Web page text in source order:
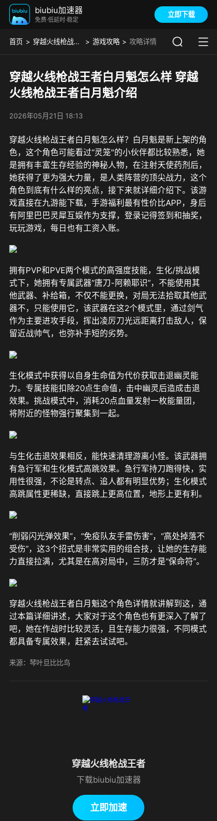
biubiu加速器
免费·低延时·稳定
立即下载
首页 穿越火线枪战王者 游戏攻略 攻略详情
穿越火线枪战王者白月魁怎么样 穿越
火线枪战王者白月魁介绍
2026年05月21日 18:13
穿越火线枪战王者白月魁怎么样？白月魁是新上架的角
色，这个角色可能看过“灵笼"的小伙伴都比较熟悉，她
是拥有丰富生存经验的神秘人物，在注射天使药剂后，
她获得了更为强大力量，是人类阵营的顶尖战力，这个
角色到底有什么样的亮点，接下来就详细介绍下。该游
戏直接在九游能下载，手游福利最有性价比APP，身后
有阿里巴巴灵犀互娱作为支撑，登录记得签到和抽奖，
玩玩游戏，每日也有工资入账。
拥有PVP和PVE两个模式的高强度技能，生化/挑战模
式下，她拥有专属武器“唐刀-阿赖耶识”，不能使用其
他武器、补给箱，不仅不能更换，对局无法拾取其他武
器不，只能使用它，该武器在这2个模式里，通过剑气
作为主要进攻手段，挥出凌厉刀光远距离打击敌人，保
留近战帅气，也弥补手短的劣势。
生化模式中获得以自身生命值为代价获取击退幽灵能
力。专属技能扣除20点生命值，击中幽灵后造成击退
效果。挑战模式中，消耗20点血量发射一枚能量团，
将附近的怪物强行聚集到一起。
与生化击退效果相反，能快速清理游离小怪。该武器拥
有急行军和生化模式高跳效果。急行军持刀跑得快，实
用性很强，不论是转点、追人都有明显优势；生化模式
高跳属性更稀缺，直接跳上更高位置，地形上更有利。
“削弱闪光弹效果”，“免疫队友手雷伤害”，“高处掉落不
受伤”，这3个招式是非常实用的组合技，让她的生存能
力直接拉满，尤其是在高对局中，三防才是“保命符”。
穿越火线枪战王者白月魁这个角色详情就讲解到这，通
过本篇详细讲述，大家对于这个角色也有更深入了解了
吧，她在作战时比较灵活，且生存能力很强，不同模式
都具备专属效果，赶紧去试试吧。
来源：琴叶旦比比鸟
穿越火线枪战王者
下载biubiu加速器
立即加速